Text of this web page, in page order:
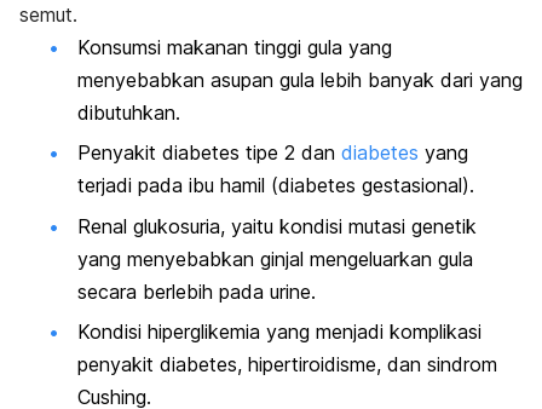
semut.
Konsumsi makanan tinggi gula yang
menyebabkan asupan gula lebih banyak dari yang
dibutuhkan.
Penyakit diabetes tipe 2 dan diabetes yang
terjadi pada ibu hamil (diabetes gestasional).
Renal glukosuria, yaitu kondisi mutasi genetik
yang menyebabkan ginjal mengeluarkan gula
secara berlebih pada urine.
Kondisi hiperglikemia yang menjadi komplikasi
penyakit diabetes, hipertiroidisme, dan sindrom
Cushing.